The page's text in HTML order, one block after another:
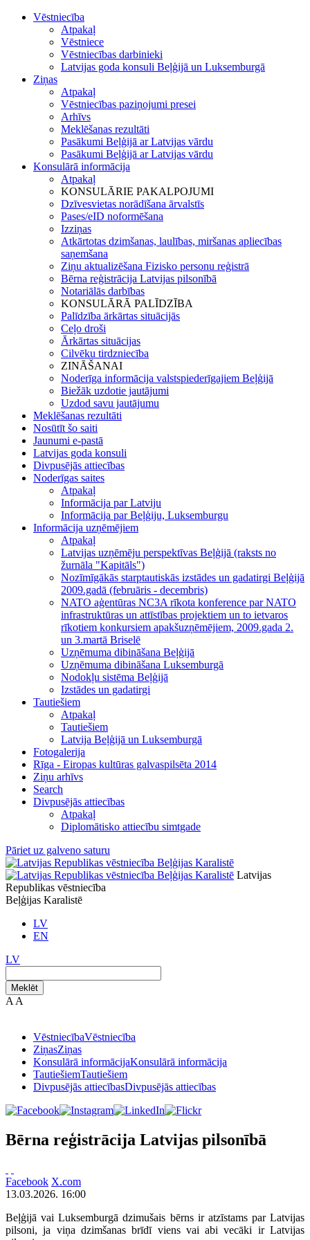
Vēstniecība
Atpakaļ
Vēstniece
Vēstniecības darbinieki
Latvijas goda konsuli Beļģijā un Luksemburgā
Ziņas
Atpakaļ
Vēstniecības paziņojumi presei
Arhīvs
Meklēšanas rezultāti
Pasākumi Beļģijā ar Latvijas vārdu
Pasākumi Beļģijā ar Latvijas vārdu
Konsulārā informācija
Atpakaļ
KONSULĀRIE PAKALPOJUMI
Dzīvesvietas norādīšana ārvalstīs
Pases/eID noformēšana
Izziņas
Atkārtotas dzimšanas, laulības, miršanas apliecības
saņemšana
Ziņu aktualizēšana Fizisko personu reģistrā
Bērna reģistrācija Latvijas pilsonībā
Notariālās darbības
KONSULĀRĀ PALĪDZĪBA
Palīdzība ārkārtas situācijās
Ceļo droši
Ārkārtas situācijas
Cilvēku tirdzniecība
ZINĀŠANAI
Noderīga informācija valstspiederīgajiem Beļģijā
Biežāk uzdotie jautājumi
Uzdod savu jautājumu
Meklēšanas rezultāti
Nosūtīt šo saiti
Jaunumi e-pastā
Latvijas goda konsuli
Divpusējās attiecības
Noderīgas saites
Atpakaļ
Informācija par Latviju
Informācija par Beļģiju, Luksemburgu
Informācija uzņēmējiem
Atpakaļ
Latvijas uzņēmēju perspektīvas Beļģijā (raksts no
žurnāla "Kapitāls")
Nozīmīgākās starptautiskās izstādes un gadatirgi Beļģijā
2009.gadā (februāris - decembris)
NATO aģentūras NC3A rīkota konference par NATO
infrastruktūras un attīstības projektiem un to ietvaros
rīkotiem konkursiem apakšuzņēmējiem, 2009.gada 2.
un 3.martā Briselē
Uzņēmuma dibināšana Beļģijā
Uzņēmuma dibināšana Luksemburgā
Nodokļu sistēma Beļģijā
Izstādes un gadatirgi
Tautiešiem
Atpakaļ
Tautiešiem
Latvija Beļģijā un Luksemburgā
Fotogalerija
Rīga - Eiropas kultūras galvaspilsēta 2014
Ziņu arhīvs
Search
Divpusējās attiecības
Atpakaļ
Diplomātisko attiecību simtgade
Pāriet uz galveno saturu
Latvijas
Republikas vēstniecība
Beļģijas Karalistē
LV
EN
LV
Meklēt
A A
VēstniecībaVēstniecība
ZiņasZiņas
Konsulārā informācijaKonsulārā informācija
TautiešiemTautiešiem
Divpusējās attiecībasDivpusējās attiecības
Bērna reģistrācija Latvijas pilsonībā
Facebook X.com
13.03.2026. 16:00
Beļģijā vai Luksemburgā dzimušais bērns ir atzīstams par Latvijas
pilsoni, ja viņa dzimšanas brīdī viens vai abi vecāki ir Latvijas